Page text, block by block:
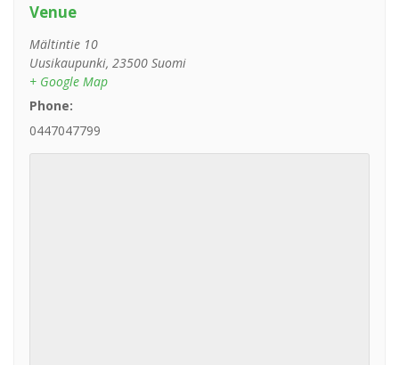
Venue
Mältintie 10
Uusikaupunki, 23500 Suomi
+ Google Map
Phone:
0447047799